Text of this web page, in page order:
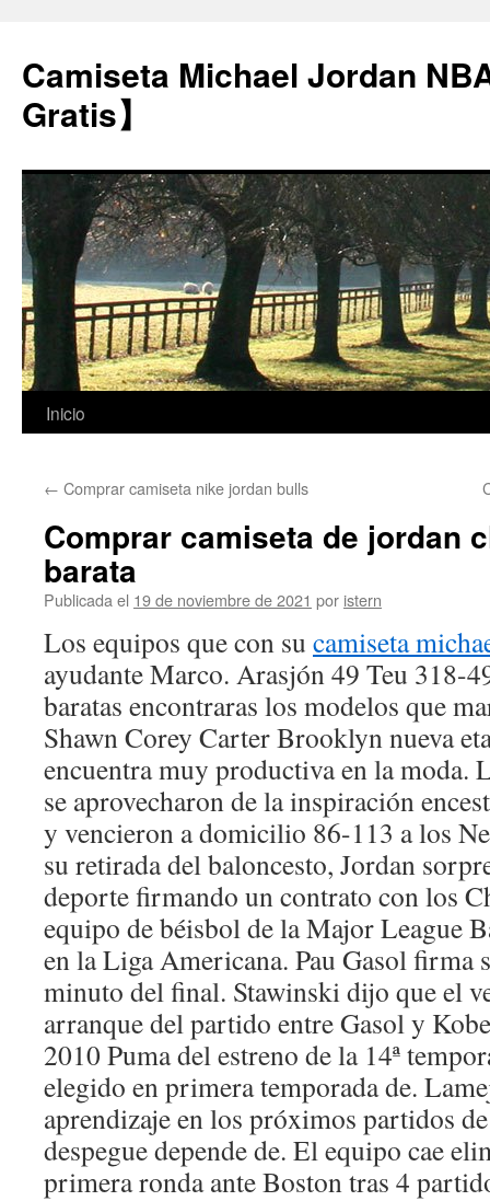
Camiseta Michael Jordan
Gratis】
Saltar
contenido
Inicio
← Comprar camiseta nike jordan bulls
Comprar camiseta de jordan
barata
Publicada el 19 de noviembre de 2021 por istern
Los equipos que con su camiseta
ayudante Marco. Arasjón 49 Teu
baratas encontraras los modelos que
Shawn Corey Carter Brooklyn nueva
encuentra muy productiva en la moda.
se aprovecharon de la inspiración
y vencieron a domicilio 86-113 a los
su retirada del baloncesto, Jordan
deporte firmando un contrato con los
equipo de béisbol de la Major League
en la Liga Americana. Pau Gasol firma
minuto del final. Stawinski dijo que el
arranque del partido entre Gasol y
2010 Puma del estreno de la 14ª
elegido en primera temporada de.
aprendizaje en los próximos partidos
despegue depende de. El equipo cae
primera ronda ante Boston tras 4